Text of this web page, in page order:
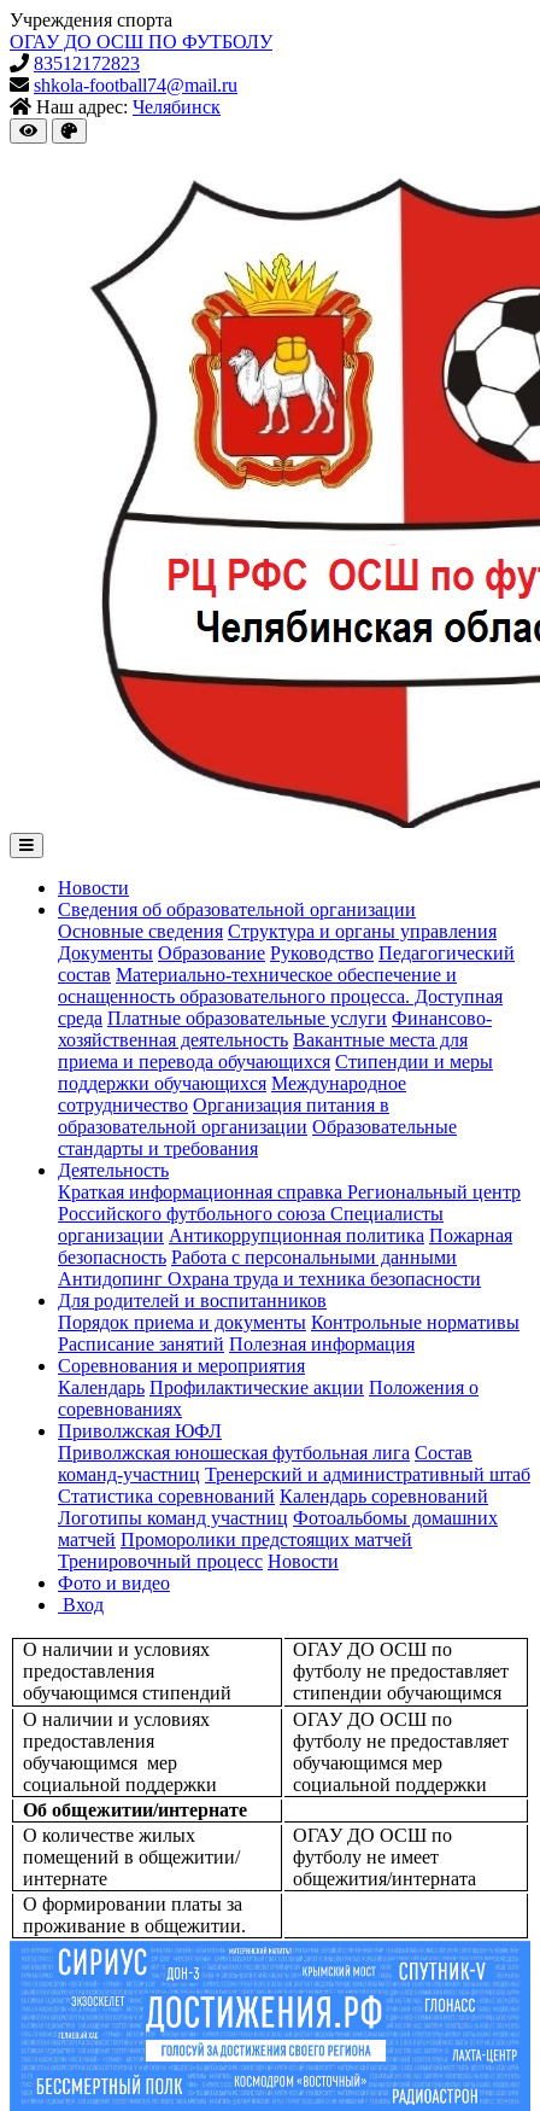
Учреждения спорта
ОГАУ ДО ОСШ ПО ФУТБОЛУ
83512172823
shkola-football74@mail.ru
Наш адрес: Челябинск
Новости
Сведения об образовательной организации
Основные сведения Структура и органы управления
Документы Образование Руководство Педагогический
состав Материально-техническое обеспечение и
оснащенность образовательного процесса. Доступная
среда Платные образовательные услуги Финансово-
хозяйственная деятельность Вакантные места для
приема и перевода обучающихся Стипендии и меры
поддержки обучающихся Международное
сотрудничество Организация питания в
образовательной организации Образовательные
стандарты и требования
Деятельность
Краткая информационная справка Региональный центр
Российского футбольного союза Специалисты
организации Антикоррупционная политика Пожарная
безопасность Работа с персональными данными
Антидопинг Охрана труда и техника безопасности
Для родителей и воспитанников
Порядок приема и документы Контрольные нормативы
Расписание занятий Полезная информация
Соревнования и мероприятия
Календарь Профилактические акции Положения о
соревнованиях
Приволжская ЮФЛ
Приволжская юношеская футбольная лига Состав
команд-участниц Тренерский и административный штаб
Статистика соревнований Календарь соревнований
Логотипы команд участниц Фотоальбомы домашних
матчей Проморолики предстоящих матчей
Тренировочный процесс Новости
Фото и видео
Вход
О наличии и условиях
предоставления
обучающимся стипендий
ОГАУ ДО ОСШ по
футболу не предоставляет
стипендии обучающимся
О наличии и условиях
предоставления
обучающимся мер
социальной поддержки
ОГАУ ДО ОСШ по
футболу не предоставляет
обучающимся мер
социальной поддержки
Об общежитии/интернате
О количестве жилых
помещений в общежитии/
интернате
ОГАУ ДО ОСШ по
футболу не имеет
общежития/интерната
О формировании платы за
проживание в общежитии.